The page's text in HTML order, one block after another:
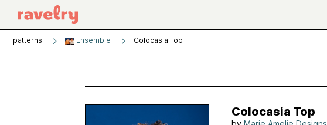
patterns Ensemble Colocasia Top
Colocasia Top